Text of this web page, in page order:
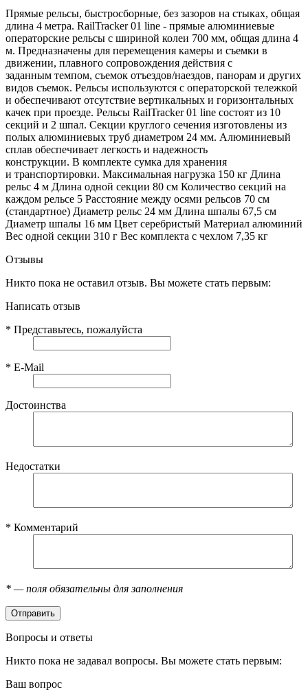
Прямые рельсы, быстросборные, без зазоров на стыках, общая
длина 4 метра. RailTracker 01 line - прямые алюминиевые
операторские рельсы с шириной колеи 700 мм, общая длина 4
м. Предназначены для перемещения камеры и съемки в
движении, плавного сопровождения действия с
заданным темпом, съемок отъездов/наездов, панорам и других
видов съемок. Рельсы используются с операторской тележкой
и обеспечивают отсутствие вертикальных и горизонтальных
качек при проезде. Рельсы RailTracker 01 line состоят из 10
секций и 2 шпал. Секции круглого сечения изготовлены из
полых алюминиевых труб диаметром 24 мм. Алюминиевый
сплав обеспечивает легкость и надежность
конструкции. В комплекте сумка для хранения
и транспортировки. Максимальная нагрузка 150 кг Длина
рельс 4 м Длина одной секции 80 см Количество секций на
каждом рельсе 5 Расстояние между осями рельсов 70 см
(стандартное) Диаметр рельс 24 мм Длина шпалы 67,5 см
Диаметр шпалы 16 мм Цвет серебристый Материал алюминий
Вес одной секции 310 г Вес комплекта с чехлом 7,35 кг
Отзывы
Никто пока не оставил отзыв. Вы можете стать первым:
Написать отзыв
* Представьтесь, пожалуйста
* E-Mail
Достоинства
Недостатки
* Комментарий
* — поля обязательны для заполнения
Вопросы и ответы
Никто пока не задавал вопросы. Вы можете стать первым:
Ваш вопрос